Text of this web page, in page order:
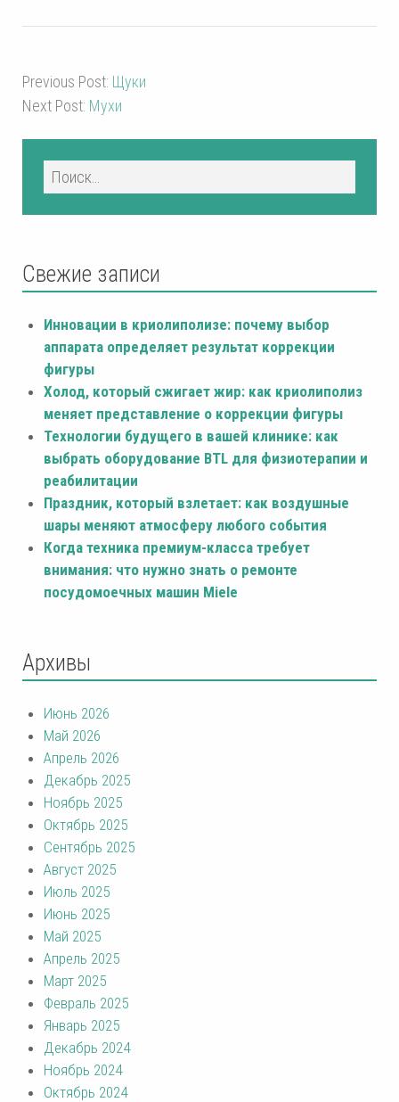
Previous Post: Щуки
Next Post: Мухи
Свежие записи
Инновации в криолиполизе: почему выбор
аппарата определяет результат коррекции
фигуры
Холод, который сжигает жир: как криолиполиз
меняет представление о коррекции фигуры
Технологии будущего в вашей клинике: как
выбрать оборудование BTL для физиотерапии и
реабилитации
Праздник, который взлетает: как воздушные
шары меняют атмосферу любого события
Когда техника премиум-класса требует
внимания: что нужно знать о ремонте
посудомоечных машин Miele
Архивы
Июнь 2026
Май 2026
Апрель 2026
Декабрь 2025
Ноябрь 2025
Октябрь 2025
Сентябрь 2025
Август 2025
Июль 2025
Июнь 2025
Май 2025
Апрель 2025
Март 2025
Февраль 2025
Январь 2025
Декабрь 2024
Ноябрь 2024
Октябрь 2024